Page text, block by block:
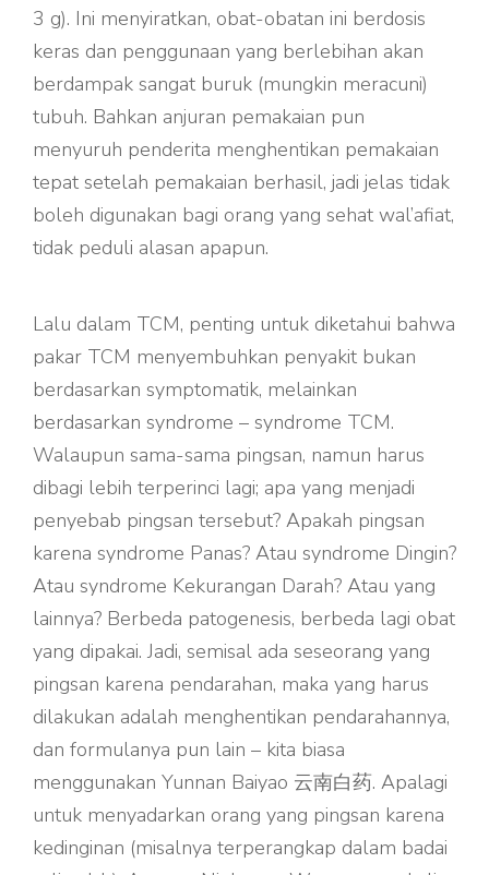
3 g). Ini menyiratkan, obat-obatan ini berdosis
keras dan penggunaan yang berlebihan akan
berdampak sangat buruk (mungkin meracuni)
tubuh. Bahkan anjuran pemakaian pun
menyuruh penderita menghentikan pemakaian
tepat setelah pemakaian berhasil, jadi jelas tidak
boleh digunakan bagi orang yang sehat wal’afiat,
tidak peduli alasan apapun.
Lalu dalam TCM, penting untuk diketahui bahwa
pakar TCM menyembuhkan penyakit bukan
berdasarkan symptomatik, melainkan
berdasarkan syndrome – syndrome TCM.
Walaupun sama-sama pingsan, namun harus
dibagi lebih terperinci lagi; apa yang menjadi
penyebab pingsan tersebut? Apakah pingsan
karena syndrome Panas? Atau syndrome Dingin?
Atau syndrome Kekurangan Darah? Atau yang
lainnya? Berbeda patogenesis, berbeda lagi obat
yang dipakai. Jadi, semisal ada seseorang yang
pingsan karena pendarahan, maka yang harus
dilakukan adalah menghentikan pendarahannya,
dan formulanya pun lain – kita biasa
menggunakan Yunnan Baiyao 云南白药. Apalagi
untuk menyadarkan orang yang pingsan karena
kedinginan (misalnya terperangkap dalam badai